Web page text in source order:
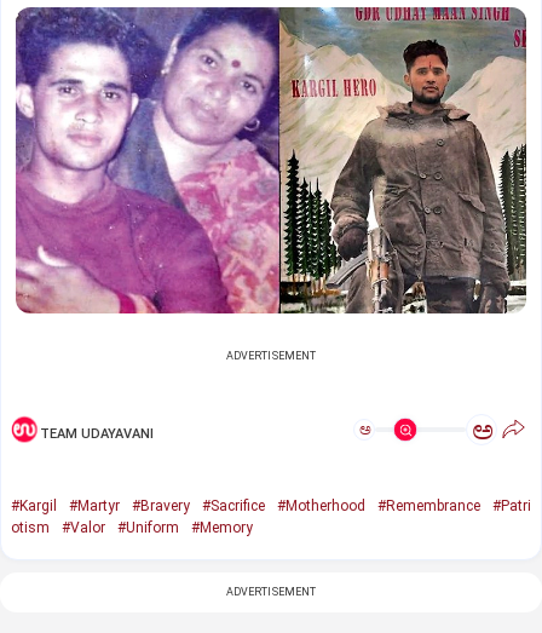
ADVERTISEMENT
TEAM UDAYAVANI ಅ ಅ
#Kargil #Martyr #Bravery #Sacrifice #Motherhood #Remembrance
#Patri
otism
#Valor #Uniform #Memory
ADVERTISEMENT